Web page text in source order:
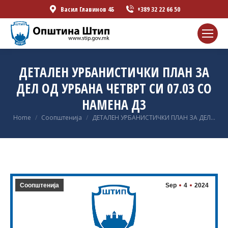
Васил Главинов 4Б +389 32 22 66 50
ДЕТАЛЕН УРБАНИСТИЧКИ ПЛАН ЗА
ДЕЛ ОД УРБАНА ЧЕТВРТ СИ 07.03 СО
НАМЕНА Д3
You are here:
Home Соопштенија ДЕТАЛЕН УРБАНИСТИЧКИ ПЛАН ЗА ДЕЛ…
Sep 4 2024
Соопштенија